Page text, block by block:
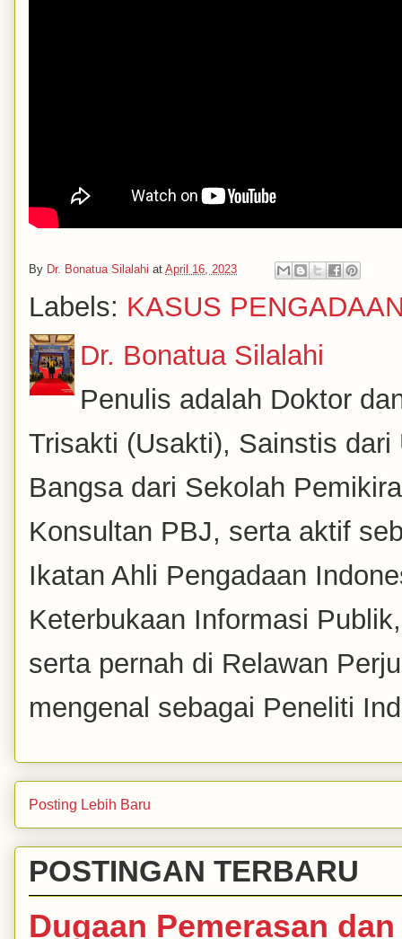
By Dr. Bonatua Silalahi at April 16, 2023
Labels: KASUS
Dr. Bonatua Silalahi
Penulis adalah Doktor
Trisakti (Usakti), Sainstis
Bangsa dari Sekolah
Konsultan PBJ, serta aktif
Ikatan Ahli Pengadaan
Keterbukaan Informasi
serta pernah di Relawan
mengenal sebagai Peneliti
Posting Lebih Baru
POSTINGAN TERBARU
Dugaan Pemerasan